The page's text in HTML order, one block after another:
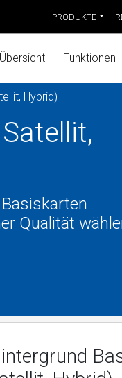
PRODUKTE
Übersicht Funktionen
Hybrid)
Qualität